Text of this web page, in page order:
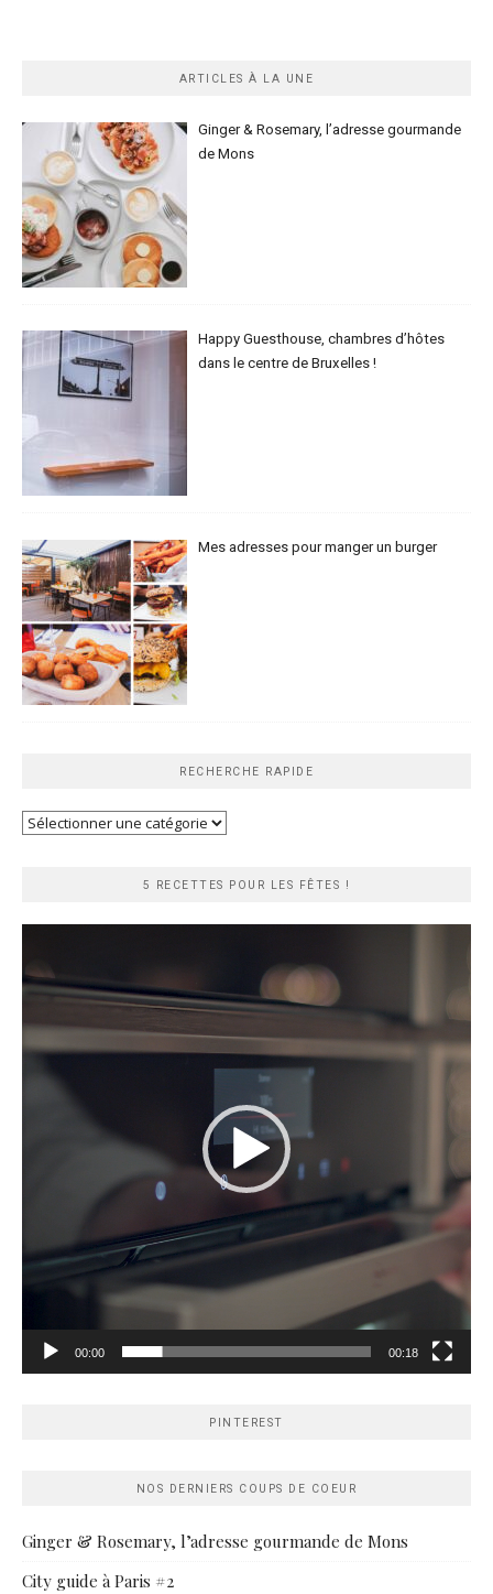
ARTICLES À LA UNE
Ginger & Rosemary, l’adresse gourmande
de Mons
Happy Guesthouse, chambres d’hôtes
dans le centre de Bruxelles !
Mes adresses pour manger un burger
RECHERCHE RAPIDE
Recherche
5 RECETTES POUR LES FÊTES !
00:00 00:18
PINTEREST
NOS DERNIERS COUPS DE COEUR
Ginger & Rosemary, l’adresse gourmande de Mons
City guide à Paris #2